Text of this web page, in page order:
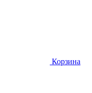
Корзина